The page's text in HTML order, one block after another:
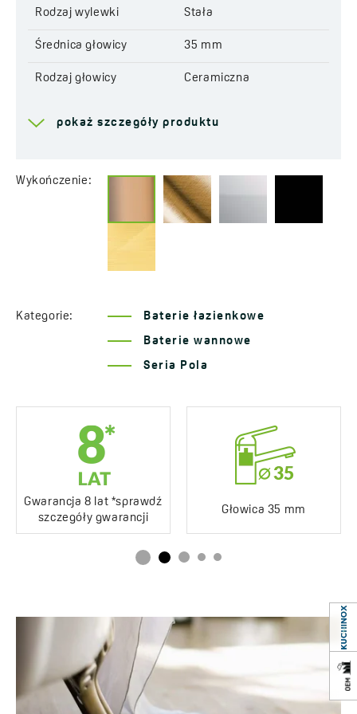
Rodzaj głowicy:
ceramiczna
EAN:5907791183279
Rodzaj wylewki Stała
Średnica głowicy 35 mm
Rodzaj głowicy Ceramiczna
II - < 20 ≤ 30 dB
Klasa przepływu A ≤ 15 l/min
Lata gwarancji
gwarancji
pokaż szczegóły produktu
Wykończenie:
Kategorie: Baterie łazienkowe
Baterie wannowe
Seria Pola
Gwarancja 8 lat *sprawdź
szczegóły gwarancji
Głowica 35 mm